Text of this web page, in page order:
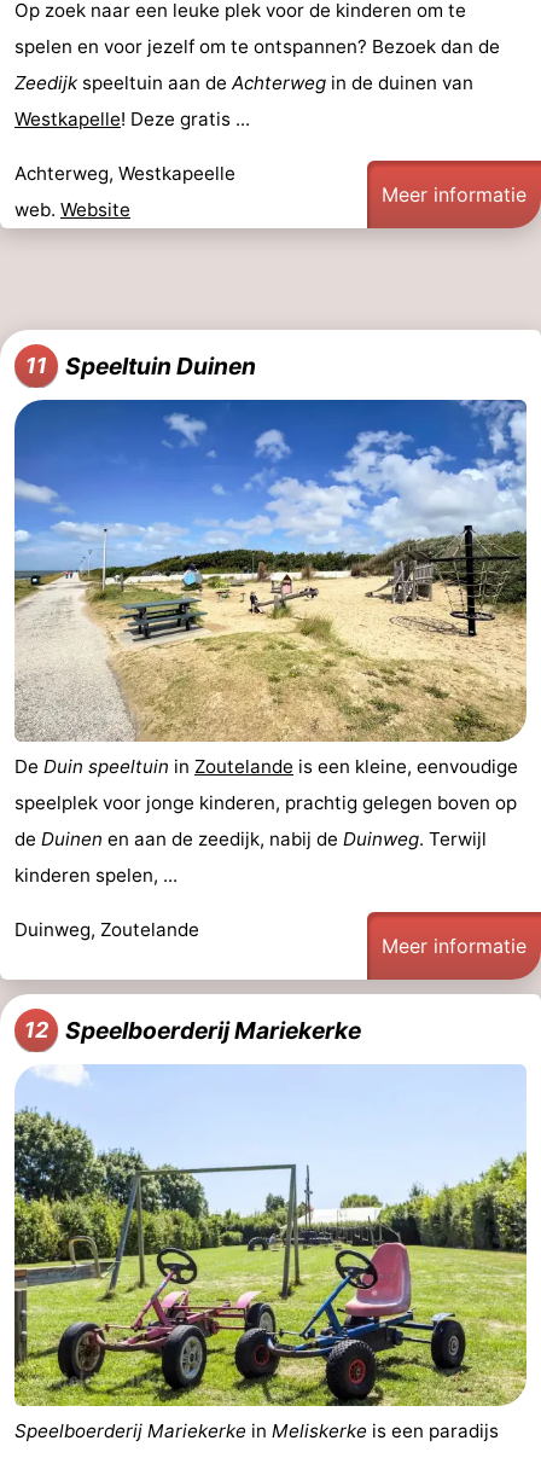
Op zoek naar een leuke plek voor de kinderen om te
spelen en voor jezelf om te ontspannen? Bezoek dan de
Zeedijk speeltuin aan de Achterweg in de duinen van
Westkapelle! Deze gratis ...
Achterweg, Westkapeelle
web. Website
Meer informatie
11 Speeltuin Duinen
De Duin speeltuin in Zoutelande is een kleine, eenvoudige
speelplek voor jonge kinderen, prachtig gelegen boven op
de Duinen en aan de zeedijk, nabij de Duinweg. Terwijl
kinderen spelen, ...
Duinweg, Zoutelande
Meer informatie
12 Speelboerderij Mariekerke
Speelboerderij Mariekerke in Meliskerke is een paradijs